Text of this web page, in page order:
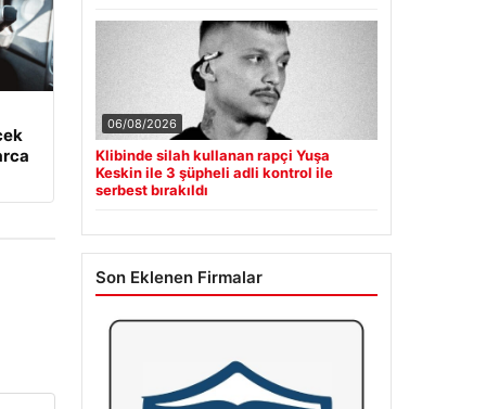
06/08/2026
Klibinde silah kullanan rapçi Yuşa
Keskin ile 3 şüpheli adli kontrol ile
serbest bırakıldı
Son Eklenen Firmalar